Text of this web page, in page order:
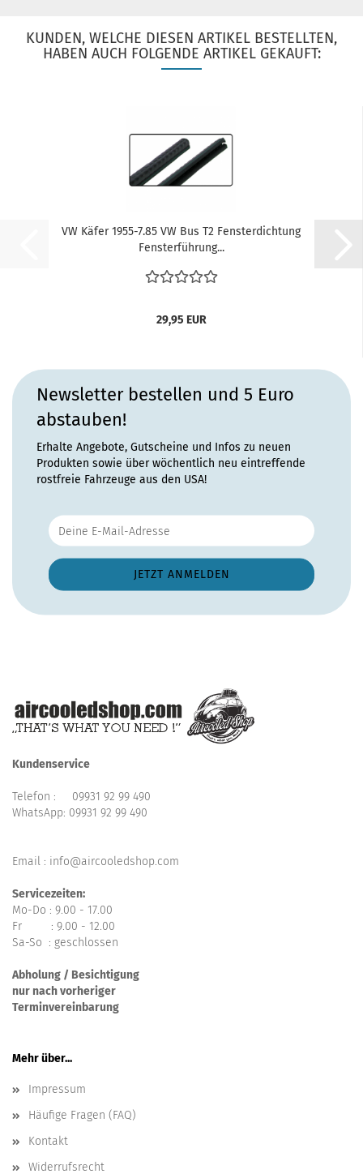
KUNDEN, WELCHE DIESEN ARTIKEL BESTELLTEN,
HABEN AUCH FOLGENDE ARTIKEL GEKAUFT:
VW Käfer 1955-7.85 VW Bus T2 Fensterdichtung
Fensterführung...
29,95 EUR
Newsletter bestellen und 5 Euro
abstauben!
Erhalte Angebote, Gutscheine und Infos zu neuen
Produkten sowie über wöchentlich neu eintreffende
rostfreie Fahrzeuge aus den USA!
Kundenservice
Telefon : 09931 92 99 490
WhatsApp: 09931 92 99 490
Email : info@aircooledshop.com
Servicezeiten:
Mo-Do : 9.00 - 17.00
Fr : 9.00 - 12.00
Sa-So : geschlossen
Abholung / Besichtigung
nur nach vorheriger
Terminvereinbarung
Mehr über...
Impressum
Häufige Fragen (FAQ)
Kontakt
Widerrufsrecht